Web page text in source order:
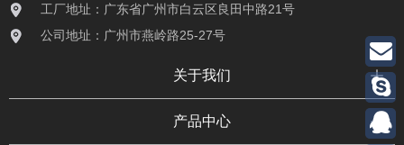
工厂地址：广东省广州市白云区良田中路21号
公司地址：广州市燕岭路25-27号
关于我们
产品中心